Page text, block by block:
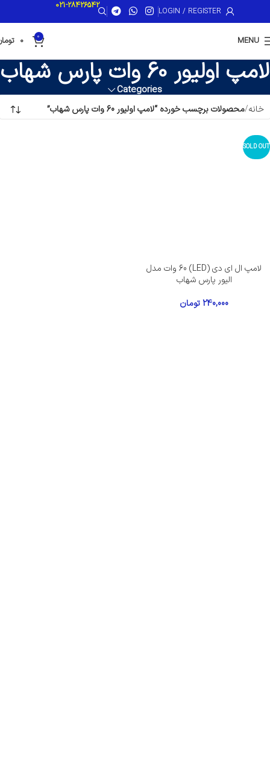
LOGIN / REGISTER
021-28426542
MENU
0
0
لامپ اولیور 60 وات پارس شهاب
Categories
خانه محصولات برچسب خورده “لامپ اولیور 60 وات پارس شهاب”
SOLD OUT
لامپ ال ای دی (LED) 60 وات مدل
الیور پارس شهاب
240,000تومان